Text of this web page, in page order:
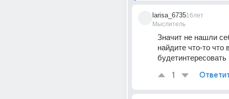
larisa_6735
Мыслитель
16лет
Значит не нашли
найдите что-то что
будетинтересовать
1